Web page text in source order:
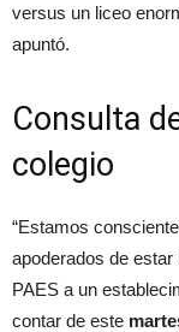
versus un liceo
apuntó.
Consulta
colegio
“Estamos
apoderados de
PAES a un
contar de este